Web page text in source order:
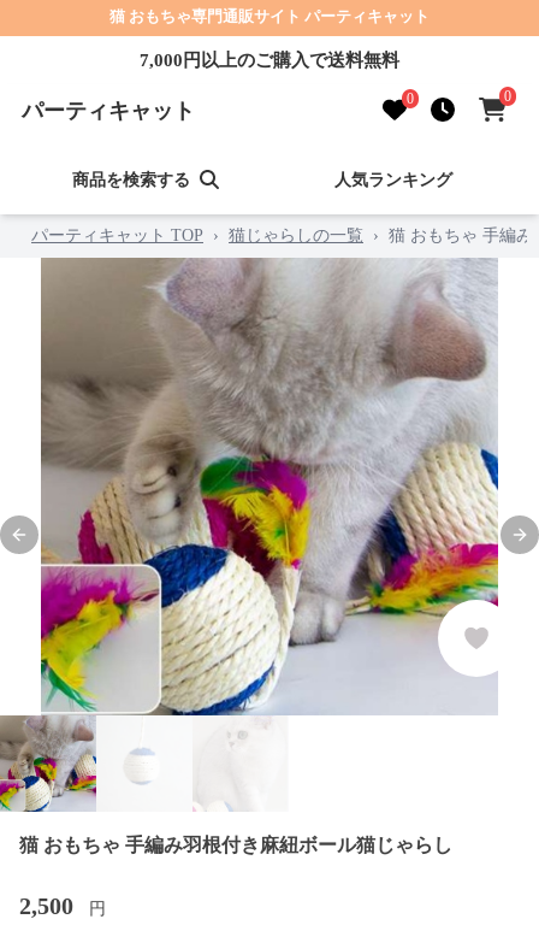
猫 おもちゃ専門通販サイト パーティキャット
7,000円以上のご購入で送料無料
パーティキャット 0 0
商品を検索する 人気ランキング
パーティキャット TOP › 猫じゃらしの一覧 › 猫 おもちゃ 手編み
Previous slide
猫 おもちゃ 手編み羽根付き麻紐ボール猫じゃらし
2,500 円